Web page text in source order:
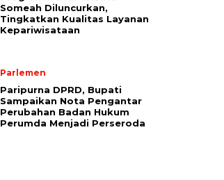
Someah Diluncurkan,
Tingkatkan Kualitas Layanan
Kepariwisataan
Parlemen
Paripurna DPRD, Bupati
Sampaikan Nota Pengantar
Perubahan Badan Hukum
Perumda Menjadi Perseroda